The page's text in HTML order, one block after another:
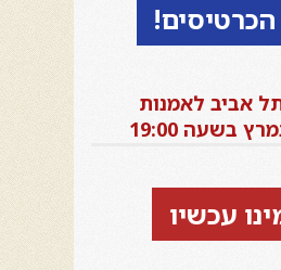
הכרטיסים!
תל אביב לאמנות
עכשיו